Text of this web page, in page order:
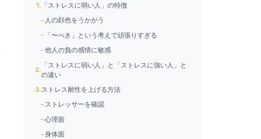
「ストレスに弱い人」の特徴
人の顔色をうかがう
「〜べき」という考えで頑張りすぎる
他人の負の感情に敏感
「ストレスに弱い人」と「ストレスに強い人」と
の違い
ストレス耐性を上げる方法
ストレッサーを確認
心理面
身体面